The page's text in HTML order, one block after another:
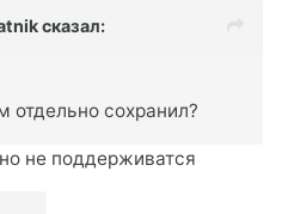
сказал:
отдельно сохранил?
не поддерживатся